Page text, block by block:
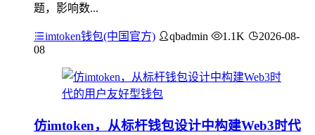
题，影响数...
imtoken钱包(中国官方) qbadmin 1.1K
2026-08-
08
仿imtoken，从标杆钱包设计中构建Web3时代